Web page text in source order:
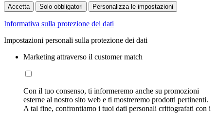
Accetta Solo obbligatori Personalizza le impostazioni
Informativa sulla protezione dei dati
Impostazioni personali sulla protezione dei dati
Marketing attraverso il customer match
Con il tuo consenso, ti informeremo anche su promozioni
esterne al nostro sito web e ti mostreremo prodotti pertinenti.
A tal fine, confrontiamo i tuoi dati personali crittografati con i